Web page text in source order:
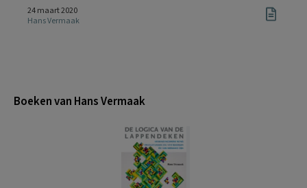
24 maart 2020
Hans Vermaak
Boeken van Hans Vermaak